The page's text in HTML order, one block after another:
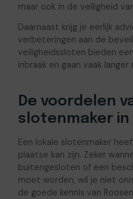
maar ook in de veiligheid
Daarnaast krijg je eerlijk
verbeteringen aan de
veiligheidssloten bieden
inbraak en gaan vaak
De voordelen
slotenmaker in
Een lokale slotenmaker
plaatse kan zijn. Zeker
buitengesloten of een
moet worden, wil je niet
de goede kennis van